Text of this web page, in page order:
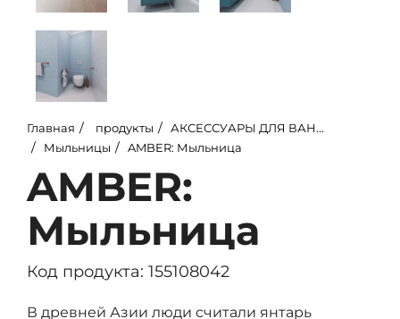
Главная продукты
АКСЕССУАРЫ ДЛЯ ВАННЫХ КОМНАТ
Мыльницы
AMBER: Мыльница
AMBER:
Мыльница
Код продукта: 155108042
В древней Азии люди считали янтарь